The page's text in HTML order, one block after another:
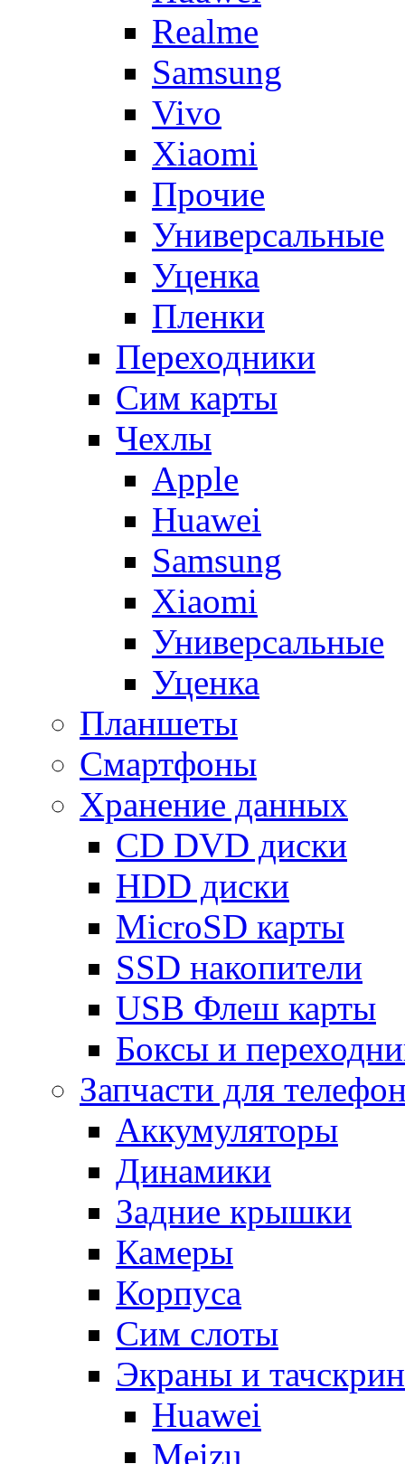
Realme
Samsung
Vivo
Xiaomi
Прочие
Универсальные
Уценка
Пленки
Переходники
Сим карты
Чехлы
Apple
Huawei
Samsung
Xiaomi
Универсальные
Уценка
Планшеты
Смартфоны
Хранение данных
CD DVD диски
HDD диски
MicroSD карты
SSD накопители
USB Флеш карты
Боксы и
Запчасти для
Аккумуляторы
Динамики
Задние крышки
Камеры
Корпуса
Сим слоты
Экраны и
Huawei
Meizu